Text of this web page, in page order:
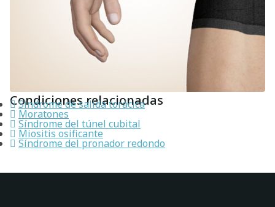
Condiciones relacionadas
Síndrome de salida torácica
Moratones
Síndrome del túnel cubital
Miositis osificante
Síndrome del pronador redondo